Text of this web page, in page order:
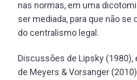
nas normas, em uma
ser mediada, para que não se
do centralismo legal.
Discussões de Lipsky
de Meyers & Vorsanger